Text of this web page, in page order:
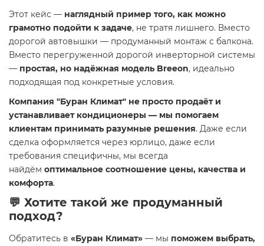
Этот кейс — наглядный пример того, как можно
грамотно подойти к задаче, не тратя лишнего. Вместо
дорогой автовышки — продуманный монтаж с балкона.
Вместо перегруженной дорогой инверторной системы
— простая, но надёжная модель Breeon, идеально
подходящая под конкретные условия.
Компания "Буран Климат" не просто продаёт и
устанавливает кондиционеры — мы помогаем
клиентам принимать разумные решения. Даже если
сделка оформляется через юрлицо, даже если
требования специфичны, мы всегда
найдём оптимальное соотношение цены, качества и
комфорта.
💬 Хотите такой же продуманный
подход?
Обратитесь в «Буран Климат» — мы поможем выбрать,